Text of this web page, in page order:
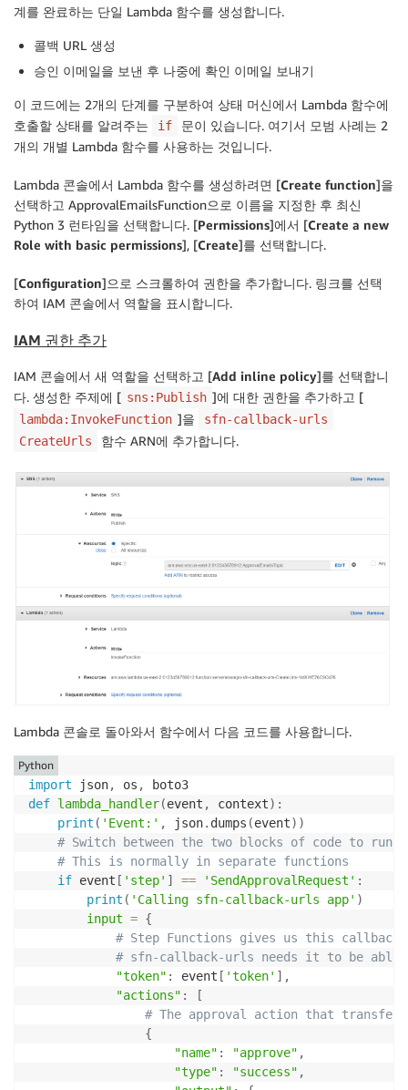
계를 완료하는 단일 Lambda 함수를 생성합니다.
콜백 URL 생성
승인 이메일을 보낸 후 나중에 확인 이메일 보내기
이 코드에는 2개의 단계를 구분하여 상태 머신에서 Lambda 함수에
호출할 상태를 알려주는
if
문이 있습니다. 여기서 모범 사례는 2
개의 개별 Lambda 함수를 사용하는 것입니다.
Lambda 콘솔에서 Lambda 함수를 생성하려면 [Create function]을
선택하고 ApprovalEmailsFunction으로 이름을 지정한 후 최신
Python 3 런타임을 선택합니다. [Permissions]에서 [Create a new
Role with basic permissions], [Create]를 선택합니다.
[Configuration]으로 스크롤하여 권한을 추가합니다. 링크를 선택
하여 IAM 콘솔에서 역할을 표시합니다.
IAM 권한 추가
IAM 콘솔에서 새 역할을 선택하고 [Add inline policy]를 선택합니
다. 생성한 주제에 [ sns:Publish ]에 대한 권한을 추가하고 [
lambda:InvokeFunction ]을
sfn-callback-urls
CreateUrls
함수 ARN에 추가합니다.
Lambda 콘솔로 돌아와서 함수에서 다음 코드를 사용합니다.
import json, os ,
def lambda_handler(event , context) :
print ( 'Event:' , json. dumps (event) )
# Switch between the two blocks of code to run
# This is normally in separate functions
if event [ 'step' ] == 'SendApprovalRequest' :
print ( 'Calling sfn-callback-urls app' )
input = {
# Step Functions gives us this callback
# sfn-callback-urls needs it to be able
"token" : event [ 'token' ] ,
"actions" :
[
# The approval action that
{
"name" : "approve" ,
"type" : "success" ,
Python